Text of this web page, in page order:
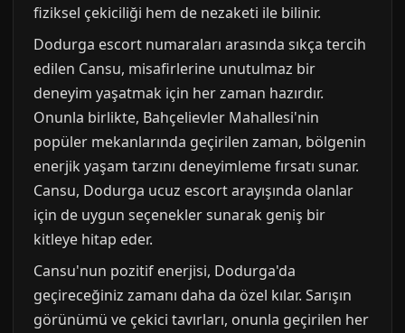
fiziksel çekiciliği hem de nezaketi ile bilinir.
Dodurga escort numaraları arasında sıkça tercih
edilen Cansu, misafirlerine unutulmaz bir
deneyim yaşatmak için her zaman hazırdır.
Onunla birlikte, Bahçelievler Mahallesi'nin
popüler mekanlarında geçirilen zaman, bölgenin
enerjik yaşam tarzını deneyimleme fırsatı sunar.
Cansu, Dodurga ucuz escort arayışında olanlar
için de uygun seçenekler sunarak geniş bir
kitleye hitap eder.
Cansu'nun pozitif enerjisi, Dodurga'da
geçireceğiniz zamanı daha da özel kılar. Sarışın
görünümü ve çekici tavırları, onunla geçirilen her